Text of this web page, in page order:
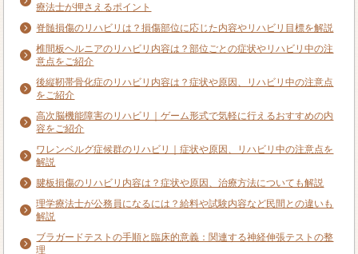
療法士が押さえるポイント
脊髄損傷のリハビリは？損傷部位に応じた内容やリハビリ目標を解説
椎間板ヘルニアのリハビリ内容は？部位ごとの症状やリハビリ中の注
意点をご紹介
後縦靭帯骨化症のリハビリ内容は？症状や原因、リハビリ中の注意点
をご紹介
高次脳機能障害のリハビリ｜ゲーム形式で気軽に行えるおすすめの内
容をご紹介
ワレンベルグ症候群のリハビリ｜症状や原因、リハビリ中の注意点を
解説
腱板損傷のリハビリ内容は？症状や原因、治療方法についても解説
理学療法士が公務員になるには？給料や試験内容など民間との違いも
解説
ブラガードテストの手順と臨床的意義：関連する神経伸張テストの整
理